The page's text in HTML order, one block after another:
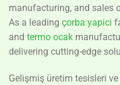
manufacturing, and sales
As a leading çorba yapici
and termo ocak
delivering cutting-edge
Gelişmiş üretim tesisleri